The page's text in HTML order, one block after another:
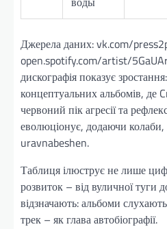
Джерела даних: vk.com/
open.spotify.com/artist/
дискографія показує
концептуальних альбомів, де
червоний пік агресії та
еволюціонує, додаючи колаби,
uravnabeshen.
Таблиця ілюструє не лише
розвиток – від вуличної туги
відзначають: альбоми
трек – як глава автобіографії.